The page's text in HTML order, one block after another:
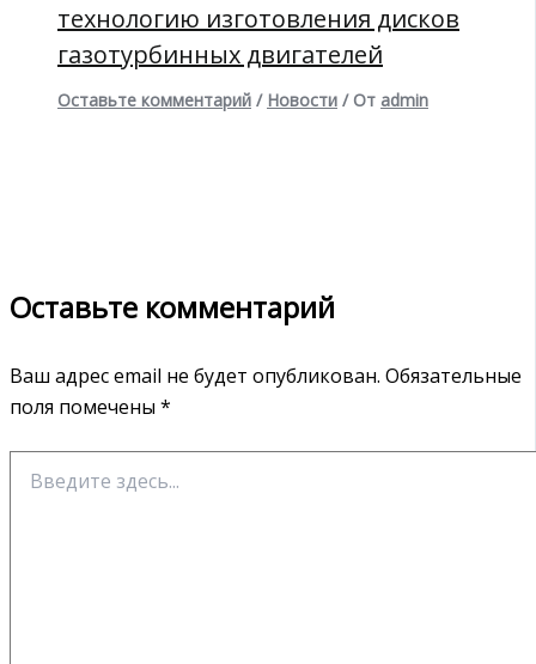
технологию изготовления дисков
газотурбинных двигателей
Оставьте комментарий / Новости / От admin
Оставьте комментарий
Ваш адрес email не будет опубликован. Обязательные
поля помечены *
здесь...